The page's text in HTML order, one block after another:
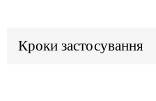
Кроки застосування